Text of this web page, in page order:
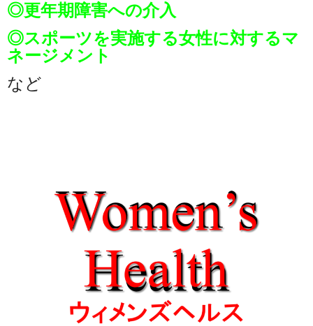
◎更年期障害への介入
◎スポーツを実施する女性に対するマ
ネージメント
など